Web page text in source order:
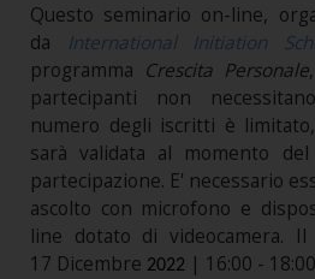
Questo seminario on-line,
da
International Initiation
programma Crescita Personale
partecipanti non
numero degli iscritti è
sarà validata al momento
partecipazione. E' necessario
ascolto con microfono e
line dotato di videocamera.
17 Dicembre 2022 | 16:00 -